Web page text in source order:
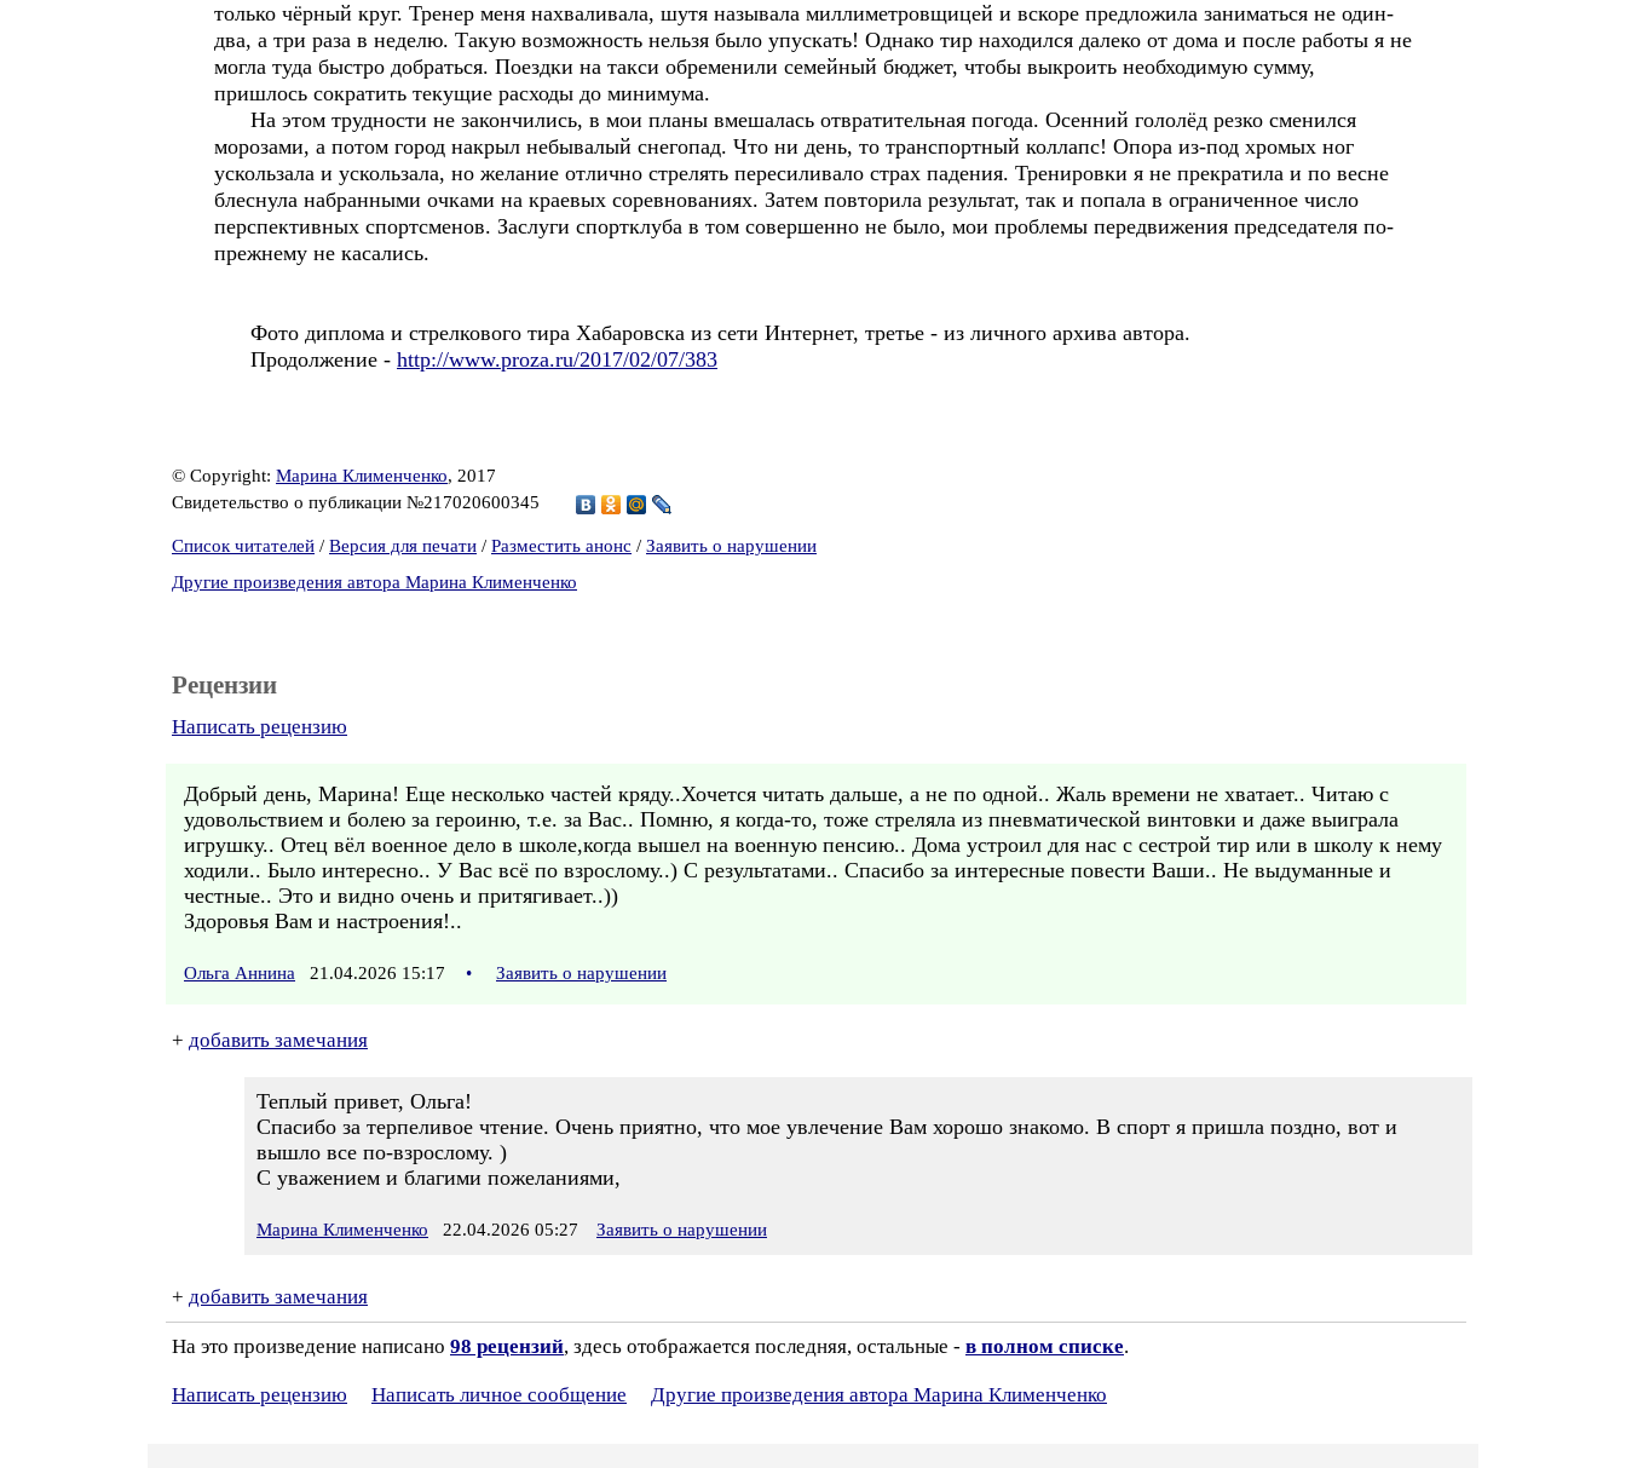
только чёрный круг. Тренер меня нахваливала, шутя называла миллиметровщицей и вскоре предложила заниматься не один-
два, а три раза в неделю. Такую возможность нельзя было упускать! Однако тир находился далеко от дома и после работы я не
могла туда быстро добраться. Поездки на такси обременили семейный бюджет, чтобы выкроить необходимую сумму,
пришлось сократить текущие расходы до минимума.
На этом трудности не закончились, в мои планы вмешалась отвратительная погода. Осенний гололёд резко сменился
морозами, а потом город накрыл небывалый снегопад. Что ни день, то транспортный коллапс! Опора из-под хромых ног
ускользала и ускользала, но желание отлично стрелять пересиливало страх падения. Тренировки я не прекратила и по весне
блеснула набранными очками на краевых соревнованиях. Затем повторила результат, так и попала в ограниченное число
перспективных спортсменов. Заслуги спортклуба в том совершенно не было, мои проблемы передвижения председателя по-
прежнему не касались.
Фото диплома и стрелкового тира Хабаровска из сети Интернет, третье - из личного архива автора.
Продолжение - http://www.proza.ru/2017/02/07/383
© Copyright: Марина Клименченко, 2017
Свидетельство о публикации №217020600345
Список читателей / Версия для печати / Разместить анонс / Заявить о нарушении
Другие произведения автора Марина Клименченко
Рецензии
Написать рецензию
Добрый день, Марина! Еще несколько частей кряду..Хочется читать дальше, а не по одной.. Жаль времени не хватает.. Читаю с
удовольствием и болею за героиню, т.е. за Вас.. Помню, я когда-то, тоже стреляла из пневматической винтовки и даже выиграла
игрушку.. Отец вёл военное дело в школе,когда вышел на военную пенсию.. Дома устроил для нас с сестрой тир или в школу к нему
ходили.. Было интересно.. У Вас всё по взрослому..) С результатами.. Спасибо за интересные повести Ваши.. Не выдуманные и
честные.. Это и видно очень и притягивает..))
Здоровья Вам и настроения!..
Ольга Аннина 21.04.2026 15:17 • Заявить о нарушении
+ добавить замечания
Теплый привет, Ольга!
Спасибо за терпеливое чтение. Очень приятно, что мое увлечение Вам хорошо знакомо. В спорт я пришла поздно, вот и
вышло все по-взрослому. )
С уважением и благими пожеланиями,
Марина Клименченко 22.04.2026 05:27 Заявить о нарушении
+ добавить замечания
На это произведение написано 98 рецензий, здесь отображается последняя, остальные - в полном списке.
Написать рецензию Написать личное сообщение Другие произведения автора Марина Клименченко